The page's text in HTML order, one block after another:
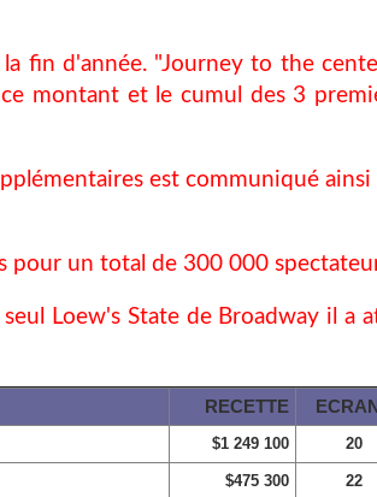
fin d'année. "Journey to the
montant et le cumul des 3
est communiqué ainsi
pour un total de 300 000
Loew's State de Broadway il a
RECETTE
$1 249 100 20
$475 300 22